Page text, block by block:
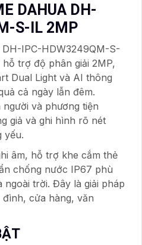
DAHUA DH-
S-IL 2MP
IPC-HDW3249QM-S-
trợ độ phân giải 2MP,
Dual Light và AI thông
cả ngày lẫn đêm.
và phương tiện
giả và ghi hình rõ nét
yếu.
âm, hỗ trợ khe cắm thẻ
chống nước IP67 phù
trời. Đây là giải pháp
cửa hàng, văn